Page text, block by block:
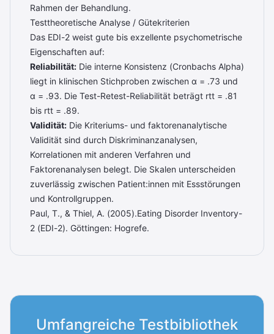
Rahmen der Behandlung.
Testtheoretische Analyse / Gütekriterien
Das EDI-2 weist gute bis exzellente psychometrische
Eigenschaften auf:
Reliabilität: Die interne Konsistenz (Cronbachs Alpha)
liegt in klinischen Stichproben zwischen α = .73 und
α = .93. Die Test-Retest-Reliabilität beträgt rtt = .81
bis rtt = .89.
Validität: Die Kriteriums- und faktorenanalytische
Validität sind durch Diskriminanzanalysen,
Korrelationen mit anderen Verfahren und
Faktorenanalysen belegt. Die Skalen unterscheiden
zuverlässig zwischen Patient:innen mit Essstörungen
und Kontrollgruppen.
Paul, T., & Thiel, A. (2005).Eating Disorder Inventory-
2 (EDI-2). Göttingen: Hogrefe.
Umfangreiche Testbibliothek